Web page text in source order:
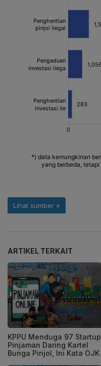
ARTIKEL TERKAIT
KPPU Menduga 97 Startup
Pinjaman Daring Kartel
Bunga Pinjol, Ini Kata OJK